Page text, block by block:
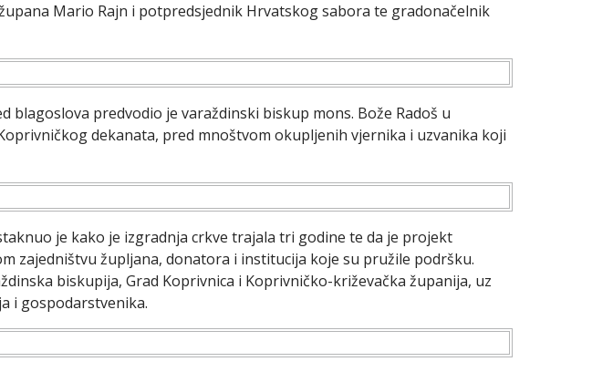
Mario Rajn i potpredsjednik Hrvatskog sabora te gradonačelnik
blagoslova predvodio je varaždinski biskup mons. Bože Radoš u
dekanata, pred mnoštvom okupljenih vjernika i uzvanika koji
je kako je izgradnja crkve trajala tri godine te da je projekt
zajedništvu župljana, donatora i institucija koje su pružile podršku.
biskupija, Grad Koprivnica i Koprivničko-križevačka županija, uz
i gospodarstvenika.